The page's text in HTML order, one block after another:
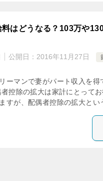
はどうなる？103万や
公開日： 2016年11月27日
ーマンで妻がパート収入を
控除の拡大は家計にとって
すが、配偶者控除の拡大と